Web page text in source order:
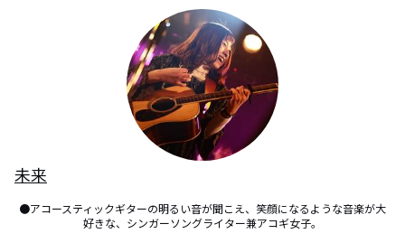
未来
●アコースティックギターの明るい音が聞こえ、笑顔になるような音楽が大
好きな、シンガーソングライター兼アコギ女子。